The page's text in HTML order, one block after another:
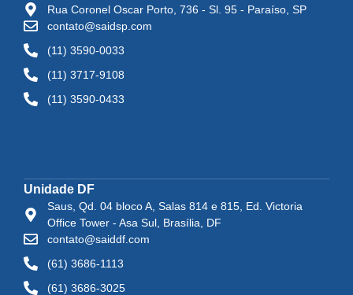
Rua Coronel Oscar Porto, 736 - Sl. 95 - Paraíso, SP
contato@saidsp.com
(11) 3590-0033
(11) 3717-9108
(11) 3590-0433
Unidade DF
Saus, Qd. 04 bloco A, Salas 814 e 815, Ed. Victoria
Office Tower - Asa Sul, Brasília, DF
contato@saiddf.com
(61) 3686-1113
(61) 3686-3025